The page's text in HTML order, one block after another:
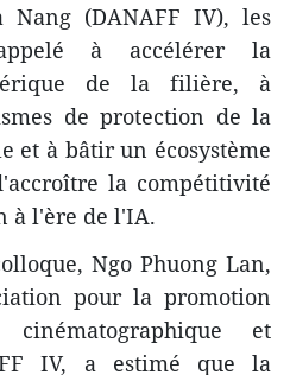
(DANAFF IV), les
à accélérer la
de la filière, à
de protection de la
et à bâtir un écosystème
la compétitivité
à l'ère de l'IA.
Ngo Phuong Lan,
pour la promotion
et
IV, a estimé que la